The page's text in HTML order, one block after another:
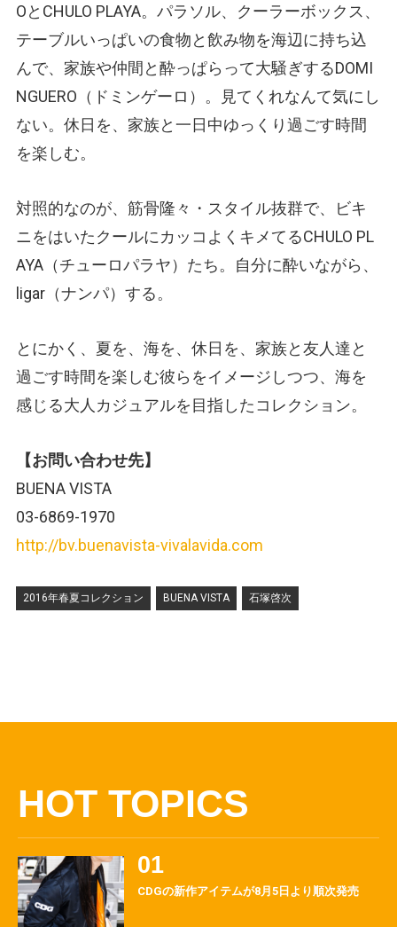
OとCHULO PLAYA。パラソル、クーラーボックス、
テーブルいっぱいの食物と飲み物を海辺に持ち込
んで、家族や仲間と酔っぱらって大騒ぎするDOMI
NGUERO （ドミンゲーロ） 。見てくれなんて気にし
ない。休日を、家族と一日中ゆっくり過ごす時間
を楽しむ。
対照的なのが、筋骨隆々・スタイル抜群で、ビキ
ニをはいたクールにカッコよくキメてるCHULO PL
AYA （チューロパラヤ） たち。自分に酔いながら、
ligar （ナンパ） する。
とにかく、夏を、海を、休日を、家族と友人達と
過ごす時間を楽しむ彼らをイメージしつつ、海を
感じる大人カジュアルを目指したコレクション。
【お問い合わせ先】
BUENA VISTA
03-6869-1970
http://bv.buenavista-vivalavida.com
2016年春夏コレクション BUENA VISTA 石塚啓次
HOT TOPICS
CDGの新作アイテムが8月5日より順次発売